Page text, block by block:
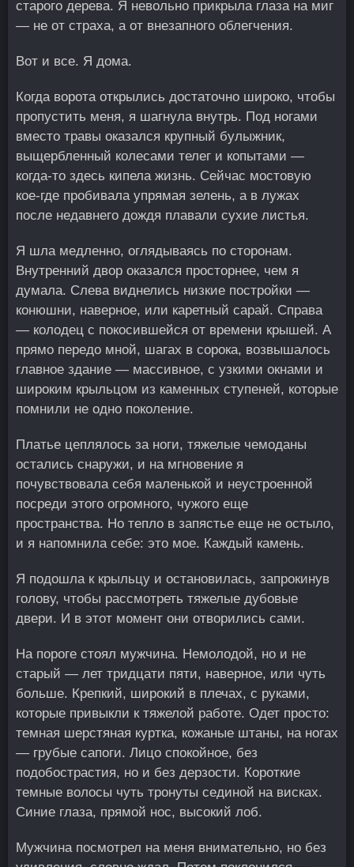
старого дерева. Я невольно прикрыла глаза на миг
— не от страха, а от внезапного облегчения.
Вот и все. Я дома.
Когда ворота открылись достаточно широко, чтобы
пропустить меня, я шагнула внутрь. Под ногами
вместо травы оказался крупный булыжник,
выщербленный колесами телег и копытами —
когда-то здесь кипела жизнь. Сейчас мостовую
кое-где пробивала упрямая зелень, а в лужах
после недавнего дождя плавали сухие листья.
Я шла медленно, оглядываясь по сторонам.
Внутренний двор оказался просторнее, чем я
думала. Слева виднелись низкие постройки —
конюшни, наверное, или каретный сарай. Справа
— колодец с покосившейся от времени крышей. А
прямо передо мной, шагах в сорока, возвышалось
главное здание — массивное, с узкими окнами и
широким крыльцом из каменных ступеней, которые
помнили не одно поколение.
Платье цеплялось за ноги, тяжелые чемоданы
остались снаружи, и на мгновение я
почувствовала себя маленькой и неустроенной
посреди этого огромного, чужого еще
пространства. Но тепло в запястье еще не остыло,
и я напомнила себе: это мое. Каждый камень.
Я подошла к крыльцу и остановилась, запрокинув
голову, чтобы рассмотреть тяжелые дубовые
двери. И в этот момент они отворились сами.
На пороге стоял мужчина. Немолодой, но и не
старый — лет тридцати пяти, наверное, или чуть
больше. Крепкий, широкий в плечах, с руками,
которые привыкли к тяжелой работе. Одет просто:
темная шерстяная куртка, кожаные штаны, на ногах
— грубые сапоги. Лицо спокойное, без
подобострастия, но и без дерзости. Короткие
темные волосы чуть тронуты сединой на висках.
Синие глаза, прямой нос, высокий лоб.
Мужчина посмотрел на меня внимательно, но без